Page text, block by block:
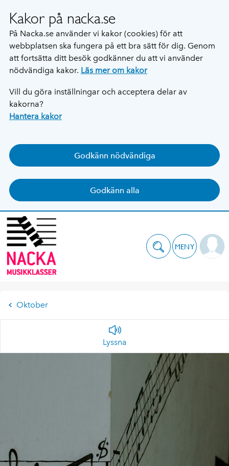
Kakor på nacka.se
På Nacka.se använder vi kakor (cookies) för att
webbplatsen ska fungera på ett bra sätt för dig. Genom
att fortsätta ditt besök godkänner du att vi använder
nödvändiga kakor. Läs mer om kakor
Vill du göra inställningar och acceptera delar av
kakorna?
Hantera kakor
Godkänn nödvändiga
Godkänn alla
MENY
Oktober
Lyssna